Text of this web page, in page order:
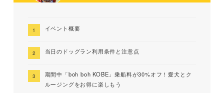
イベント概要
当日のドッグラン利用条件と注意点
期間中「boh boh KOBE」乗船料が30%オフ！愛犬とク
ルージングをお得に楽しもう